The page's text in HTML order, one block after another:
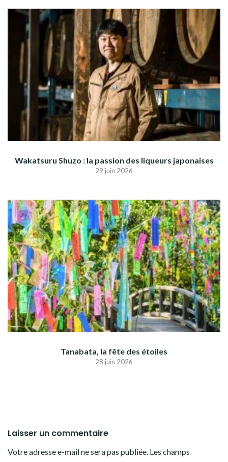
Wakatsuru Shuzo : la passion des liqueurs japonaises
29 juin 2026
Tanabata, la fête des étoiles
28 juin 2026
Laisser un commentaire
Votre adresse e-mail ne sera pas publiée. Les champs